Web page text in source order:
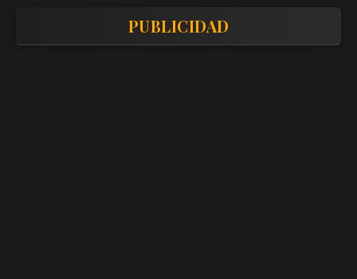
PUBLICIDAD